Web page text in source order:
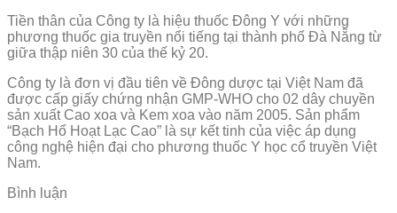
Tiền thân của Công ty là hiệu thuốc Đông Y với những
phương thuốc gia truyền nổi tiếng tại thành phố Đà Nẵng từ
giữa thập niên 30 của thế kỷ 20.
Công ty là đơn vị đầu tiên về Đông dược tại Việt Nam đã
được cấp giấy chứng nhận GMP-WHO cho 02 dây chuyền
sản xuất Cao xoa và Kem xoa vào năm 2005. Sản phẩm
“Bạch Hổ Hoạt Lạc Cao” là sự kết tinh của việc áp dụng
công nghệ hiện đại cho phương thuốc Y học cổ truyền Việt
Nam.
Bình luận